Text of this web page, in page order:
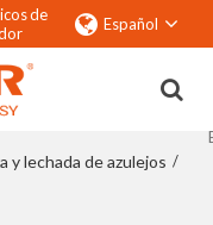
de
Español
y lechada de azulejos /